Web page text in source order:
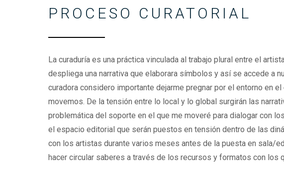
PROCESO CURATORIAL
La curaduría es una práctica vinculada al trabajo plural entre el
despliega una narrativa que elaborara símbolos y así se accede a
curadora considero importante dejarme pregnar por el entorno en
movemos. De la tensión entre lo local y lo global surgirán las
problemática del soporte en el que me moveré para dialogar con
el espacio editorial que serán puestos en tensión dentro de las
con los artistas durante varios meses antes de la puesta en sala/
hacer circular saberes a través de los recursos y formatos con los